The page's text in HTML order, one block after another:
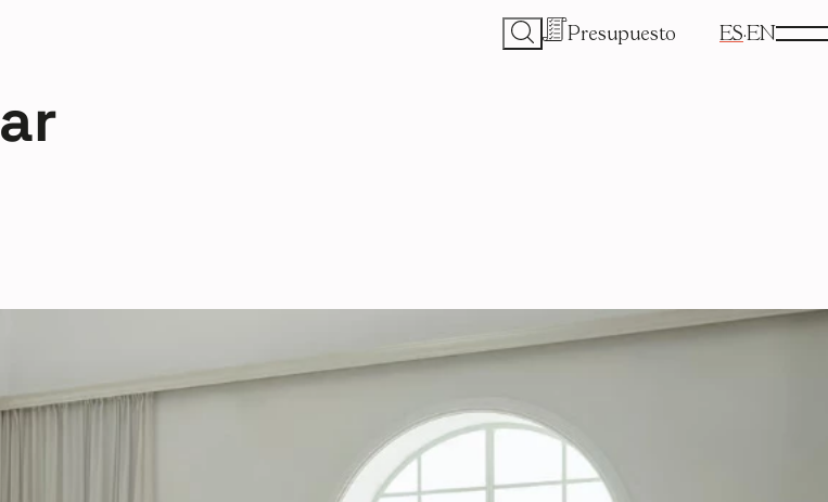
Presupuesto ES EN